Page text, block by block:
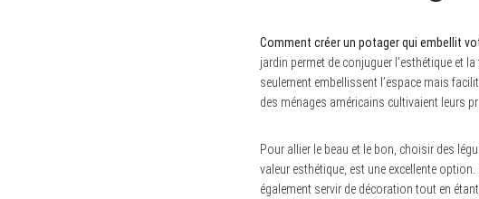
Comment créer un potager qui embellit
jardin permet de conjuguer l’esthétique et
seulement embellissent l’espace mais
des ménages américains cultivaient leurs
Pour allier le beau et le bon, choisir des
valeur esthétique, est une excellente
également servir de décoration tout en